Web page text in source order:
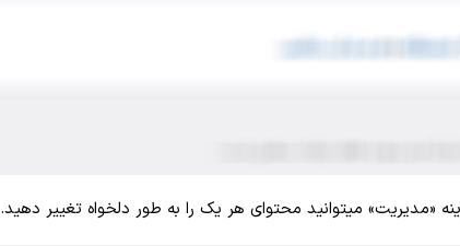
«مدیریت» میتوانید محتوای هر یک را به طور دلخواه تغییر دهید.